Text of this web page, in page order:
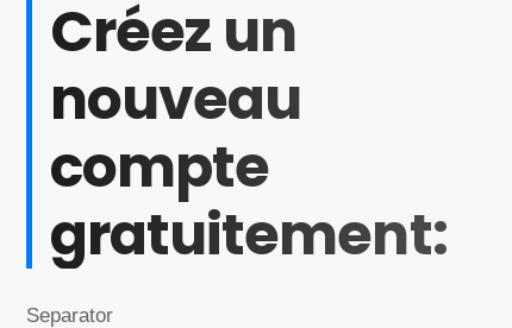
Créez un
nouveau
compte
gratuitement:
Separator